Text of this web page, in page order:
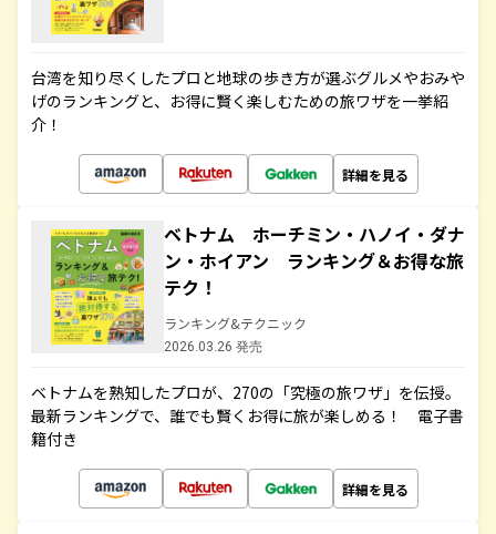
台湾を知り尽くしたプロと地球の歩き方が選ぶグルメやおみや
げのランキングと、お得に賢く楽しむための旅ワザを一挙紹
介！
詳細を見る
ベトナム ホーチミン・ハノイ・ダナ
ン・ホイアン ランキング＆お得な旅
テク！
ランキング&テクニック
2026.03.26 発売
ベトナムを熟知したプロが、270の「究極の旅ワザ」を伝授。
最新ランキングで、誰でも賢くお得に旅が楽しめる！ 電子書
籍付き
詳細を見る